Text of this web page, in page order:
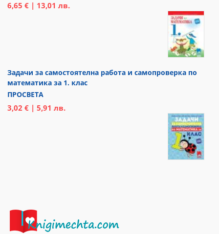
6,65 € | 13,01 лв.
Задачи за самостоятелна работа и самопроверка по
математика за 1. клас
ПРОСВЕТА
3,02 € | 5,91 лв.